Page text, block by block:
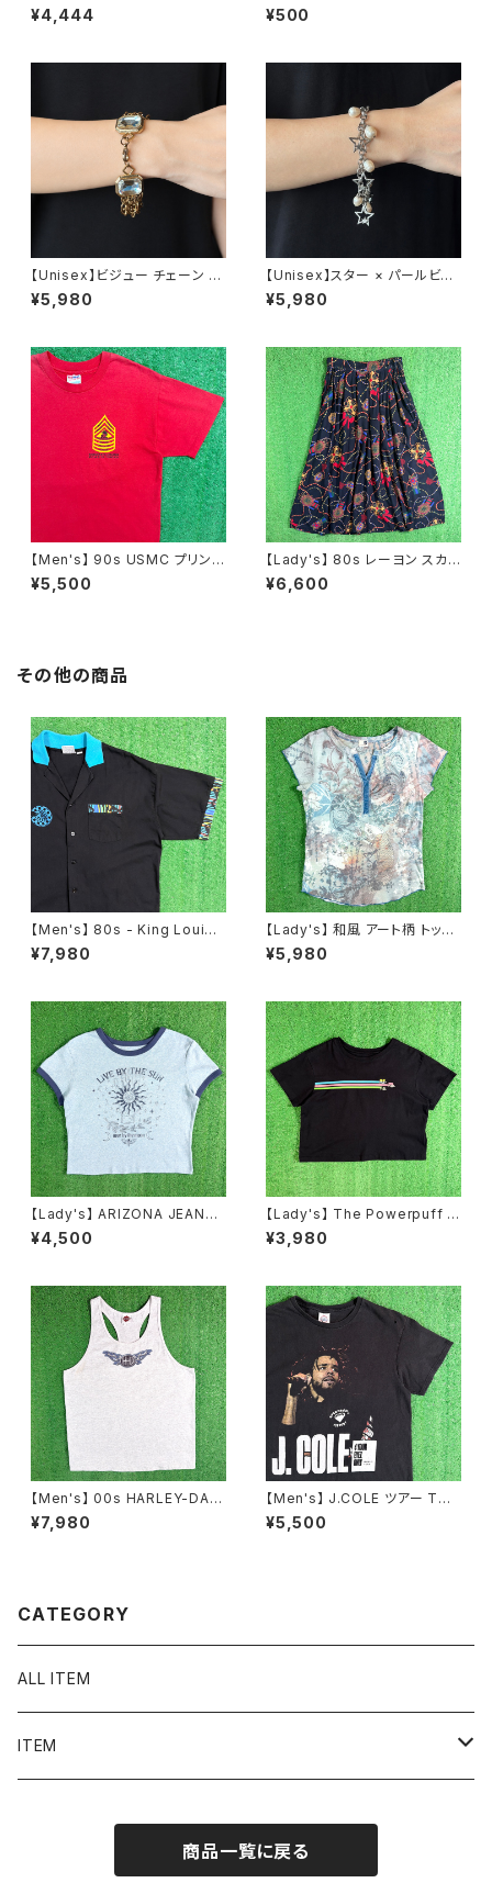
開催中！
¥4,444
利用可能！
¥500
【Unisex】ビジュー チェーン ブ
レスレット / 古着 アクセサリー
N0737
¥5,980
【Unisex】スター × パールビー
ズ チャーム チェーン ブレスレッ
ト / 古着 アクセサリー N1109
¥5,980
【Men's】 90s USMC プリント
Tシャツ / アメリカ製 USA製 9
0年代 ティーシャツ T-Shirt 古
¥5,500
【Lady's】 80s レーヨン スカ
ーフ柄 スカート / 80年代 古着
レディース 総柄 2266
¥6,600
その他の商品
【Men's】 80s - King Louie
DOLPHIN 開襟 ボーリングシャ
ツ / アメリカ製 USA製 80年代
¥7,980
【Lady's】 和風 アート柄 トップ
ス / アメリカ製 USA製 古着 レ
ディース T-Shirt ティーシャツ
¥5,980
【Lady's】 ARIZONA JEANS
CO サン・ムーン モチーフ リン
ガー Tシャツ / ティーシャツ T-
¥4,500
【Lady's】 The Powerpuff G
irls Tシャツ / ティーシャツ T-S
hirt 古着 レディース パワーパフ
¥3,980
【Men's】 00s HARLEY-DAVI
DSON VENTURE タンクトップ
/ アメリカ製 USA製 古着 メン
¥7,980
【Men's】 J.COLE ツアー Tシ
ャツ / 古着 ティーシャツ T-Shir
t ラップ ヒップホップ N1551
¥5,500
CATEGORY
ALL ITEM
ITEM
シャツ／ブラウス
商品一覧に戻る